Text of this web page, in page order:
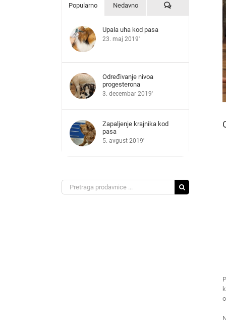
Popularno Nedavno Komentari
Upala uha kod pasa
23. maj 2019'
Određivanje nivoa
progesterona
3. decembar 2019'
Zapaljenje krajnika kod
pasa
5. avgust 2019'
Search
for: